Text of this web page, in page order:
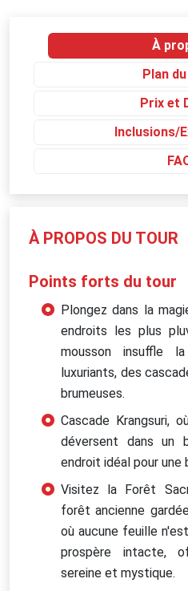
À
Plan
Prix et
Inclusions/
À PROPOS DU TOUR
Points forts du tour
Plongez dans la
endroits les plus
mousson insuffle
luxuriants, des
brumeuses.
Cascade Krangsuri,
déversent dans un
endroit idéal pour une
Visitez la Forêt
forêt ancienne
où aucune feuille
prospère intacte,
sereine et mystique.